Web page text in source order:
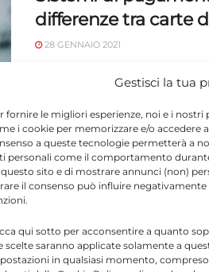
Gestisci la tua
fornire le migliori esperienze, noi e i
i cookie per memorizzare e/o accedere
a queste tecnologie permetterà a
personali come il comportamento
sito e di mostrare annunci (non)
il consenso può influire
qui sotto per acconsentire a quanto
scelte saranno applicate solamente a
in qualsiasi momento,
differenze tra carte
28 GENNAIO 2021
Sistemi di pagamento:
Inps Ragusa,
versamento del 16